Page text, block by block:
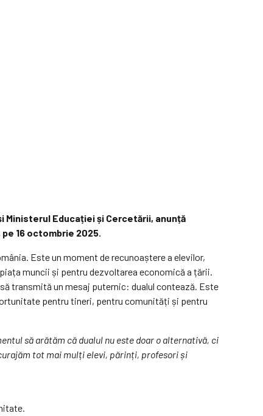
Ministerul Educației și Cercetării, anunță
16 octombrie 2025.
Este un moment de recunoaștere a elevilor,
muncii și pentru dezvoltarea economică a țării.
transmită un mesaj puternic: dualul contează. Este
pentru tineri, pentru comunități și pentru
să arătăm că dualul nu este doar o alternativă, ci
tot mai mulți elevi, părinți, profesori și